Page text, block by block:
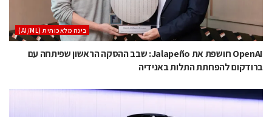
בינה מלאכותית (AI/ML)
OpenAI חושפת את Jalapeño: שבב ההסקה הראשון שפיתחה עם
ברודקום להפחתת התלות באנידיה